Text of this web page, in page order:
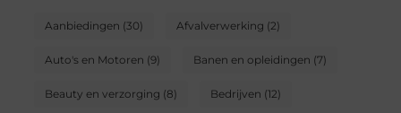
Aanbiedingen (30) Afvalverwerking (2)
Auto's en Motoren (9) Banen en opleidingen (7)
Beauty en verzorging (8) Bedrijven (12)